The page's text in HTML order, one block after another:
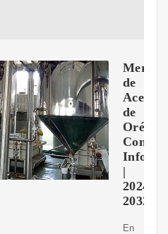
de
Aceite
de
|
2024-
2032
En